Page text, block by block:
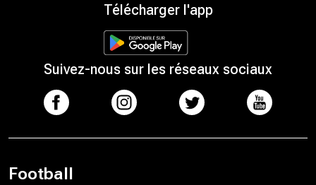
Télécharger l'app
Suivez-nous sur les réseaux sociaux
Football